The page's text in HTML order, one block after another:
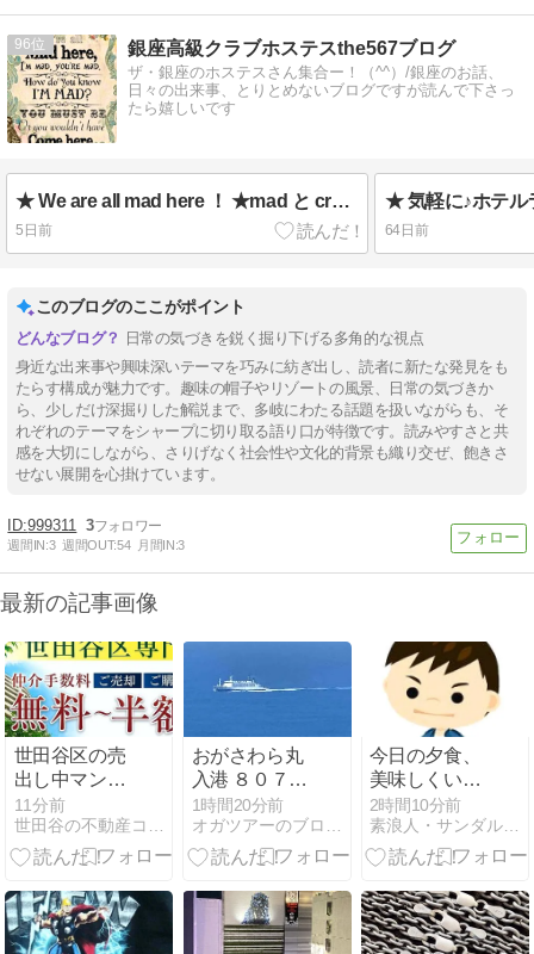
96 銀座高級クラブホステスthe567ブログ
ザ・銀座のホステスさん集合ー！（^^）/銀座のお話、
日々の出来事、とりとめないブログですが読んで下さっ
たら嬉しいです
★ We are all mad here ！ ★mad と crazy の違い( ´･ω･`)
5日前 64日前
このブログのここがポイント
日常の気づきを鋭く掘り下げる多角的な視点
身近な出来事や興味深いテーマを巧みに紡ぎ出し、読者に新たな発見をも
たらす構成が魅力です。趣味の帽子やリゾートの風景、日常の気づきか
ら、少しだけ深掘りした解説まで、多岐にわたる話題を扱いながらも、そ
れぞれのテーマをシャープに切り取る語り口が特徴です。読みやすさと共
感を大切にしながら、さりげなく社会性や文化的背景も織り交ぜ、飽きさ
せない展開を心掛けています。
999311 3
週間IN:3 週間OUT:54 月間IN:3
最新の記事画像
世田谷区の売
出し中マンシ
ョンリストを
更新しました
11分前
おがさわら丸
入港 ８０７名
１１：２０
1時間20分前
今日の夕食、
美味しくいた
だく。
2時間10分前
素浪人・サンダルニャーゴの日々。